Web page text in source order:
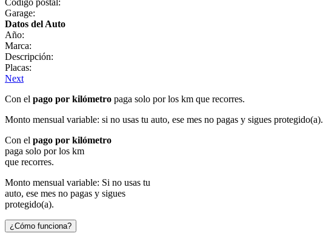
Garage:
Datos del Auto
Año:
Marca:
Descripción:
Placas:
Next
Con el pago por kilómetro paga solo por los km que recorres.
Monto mensual variable: si no usas tu auto, ese mes no pagas y sigues protegido(a).
Con el pago por kilómetro
paga solo por los km
que recorres.
Monto mensual variable: Si no usas tu
auto, ese mes no pagas y sigues
protegido(a).
¿Cómo funciona?